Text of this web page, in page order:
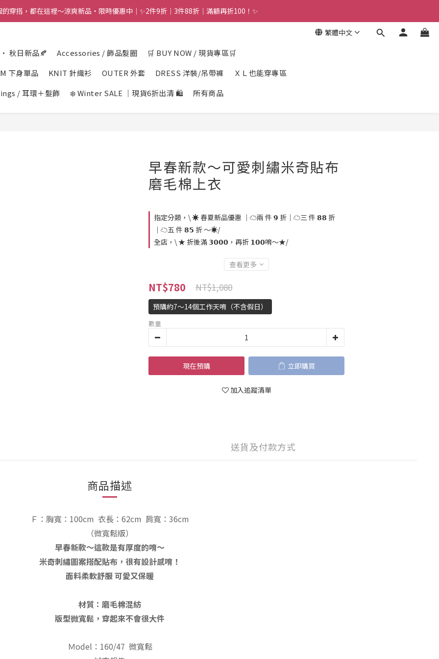
的穿搭，都在這裡～涼爽新品・限時優惠中｜✨2件9折｜3件88折｜滿額再折100！✨
繁體中文
秋日新品🍂 Accessories / 飾品髮圈
🛒 BUY NOW / 現貨專區🛒
下身單品
KNIT 針織衫 OUTER 外套 DRESS 洋裝/吊帶褲
ＸＬ也能穿專區
/ 耳環＋髮飾
❄️ Winter SALE ｜現貨6折出清 🛍️ 所有商品
早春新款～可愛刺繡米奇貼布
磨毛棉上衣
指定分類，\ ☀️ 春夏新品優惠 ｜☁️兩 件 𝟵 折｜☁️三 件 𝟴𝟴 折
｜☁️五 件 𝟴𝟱 折 ～☀️/
全店，\ ★ 折後滿 𝟯𝟬𝟬𝟬，再折 𝟭𝟬𝟬唷～★/
查看更多
NT$780 NT$1,080
預購約7～14個工作天唷（不含假日）
數量
現在預購 立即購買
加入追蹤清單
送貨及付款方式
商品描述
Ｆ：胸寬：100cm 衣長：62cm 肩寬：36cm
（微寬鬆版）
早春新款～這款是有厚度的唷～
米奇刺繡圖案搭配貼布，很有設計感唷！
面料柔軟舒服 可愛又保暖
材質：磨毛棉混紡
版型微寬鬆，穿起來不會很大件
Ｍodel：160/47 微寬鬆